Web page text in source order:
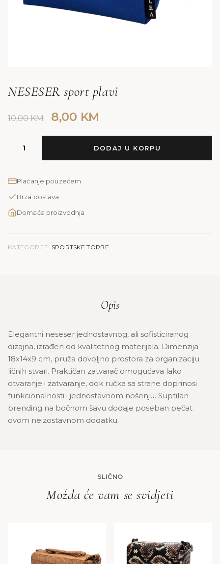
NESESER sport plavi
10,00KM
Original
10,00 KM.
8,00 KM
is:
8,00 KM.
sport
količina
DODAJ U KORPU
Plaćanje pouzećem
Brza dostava
Domaća proizvodnja
KATEGORIJE: SPORTSKE TORBE
Opis
Elegantni neseser jednostavnog, ali sofisticiranog
dizajna, izrađen od kvalitetnog materijala. Dimenzija
18x14x9 cm, pruža dovoljno prostora za organizaciju
ličnih stvari. Praktičan zatvarač omogućava lako
otvaranje i zatvaranje, dok ručka sa strane doprinosi
funkcionalnosti i jednostavnom nošenju. Suptilan
brending na bočnom šavu dodaje poseban pečat
ovom neizostavnom dodatku.
SLIČNO
Možda će vam se svidjeti